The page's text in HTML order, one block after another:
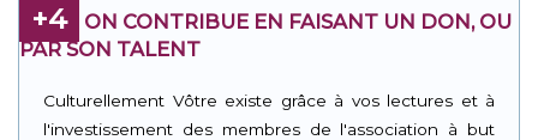
+4
ON CONTRIBUE EN FAISANT UN DON, OU
PAR SON TALENT
Culturellement Vôtre existe grâce à vos lectures et à
l'investissement des membres de l'association à but